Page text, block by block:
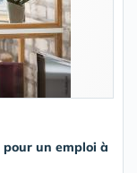
un emploi à